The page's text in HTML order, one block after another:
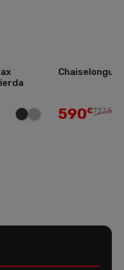
Chaiselongue izq.
590€737,50 €